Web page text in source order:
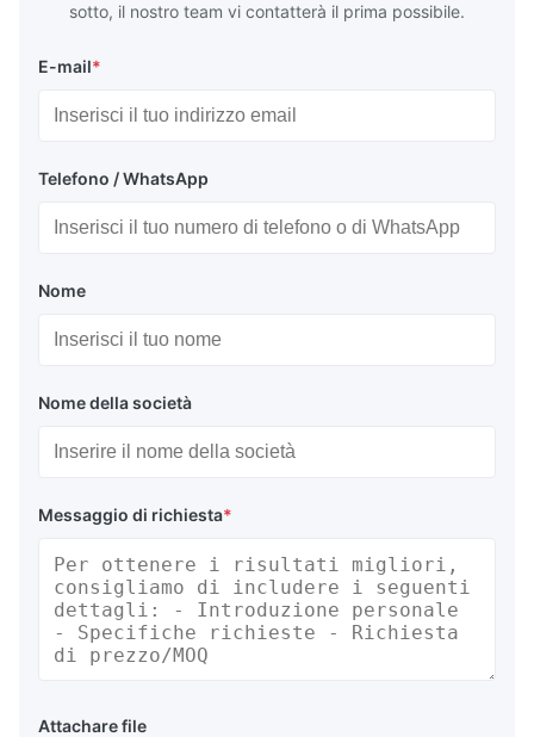
sotto, il nostro team vi contatterà il prima possibile.
E-mail*
Telefono / WhatsApp
Nome
Nome della società
Messaggio di richiesta*
Attachare file